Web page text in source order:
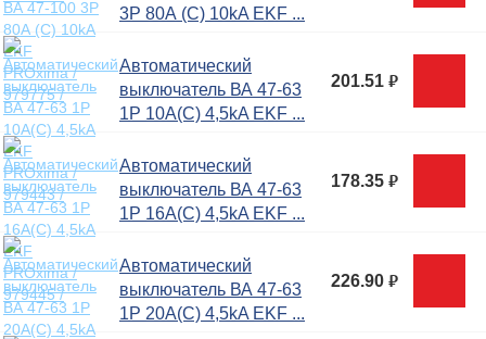
3P 80А (C) 10kA EKF ...
Автоматический
выключатель ВА 47-63
1P 10А(C) 4,5kA EKF ...
201.51руб.
Автоматический
выключатель ВА 47-63
1P 16А(C) 4,5kA EKF ...
178.35руб.
Автоматический
выключатель ВА 47-63
1P 20А(C) 4,5kA EKF ...
226.90руб.